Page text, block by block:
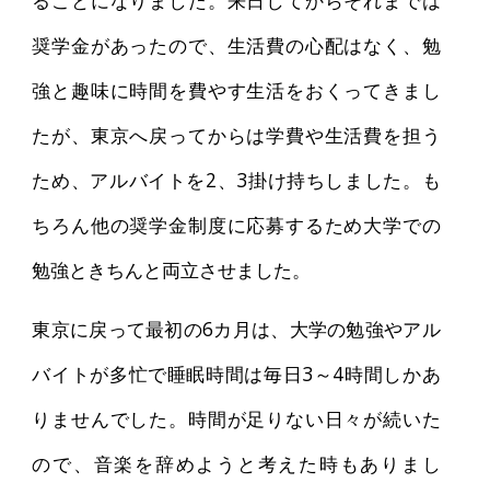
奨学金があったので、生活費の心配はなく、勉
強と趣味に時間を費やす生活をおくってきまし
たが、東京へ戻ってからは学費や生活費を担う
ため、アルバイトを2、3掛け持ちしました。も
ちろん他の奨学金制度に応募するため大学での
勉強ときちんと両立させました。
東京に戻って最初の6カ月は、大学の勉強やアル
バイトが多忙で睡眠時間は毎日3～4時間しかあ
りませんでした。時間が足りない日々が続いた
ので、音楽を辞めようと考えた時もありまし